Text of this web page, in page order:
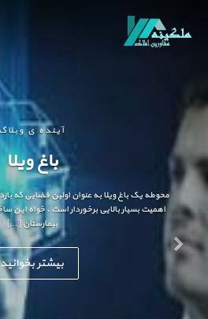
آینده ی
باغ ویلا
محوطه یک باغ ویلا به عنوان اولین فضایی که
اهمیت بسیار بالایی برخوردار است . خواه
بیمارستان […]
بیشتر بخوانید